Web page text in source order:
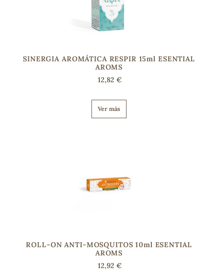
SINERGIA AROMÁTICA RESPIR 15ml ESENTIAL
AROMS
12,82 €
Ver más
ROLL-ON ANTI-MOSQUITOS 10ml ESENTIAL
AROMS
12,92 €